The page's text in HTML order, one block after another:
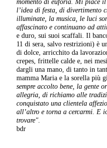
momento di euforia. Mi piace
l’idea di festa, di divertimento
illuminate, la musica, le luci
affascinato e continuano ad
e duro, sui suoi scaffali. Il
11 di sera, salvo restrizioni) è
di dolce, arricchito da
crepes, frittelle calde e, nei
dargli una mano, di tanto in
mamma Maria e la sorella più
sempre accolto bene, la gente
allegria, di richiamo alle
conquistato una clientela
all’altro e torna a cercarmi. E
trovare".
bdr